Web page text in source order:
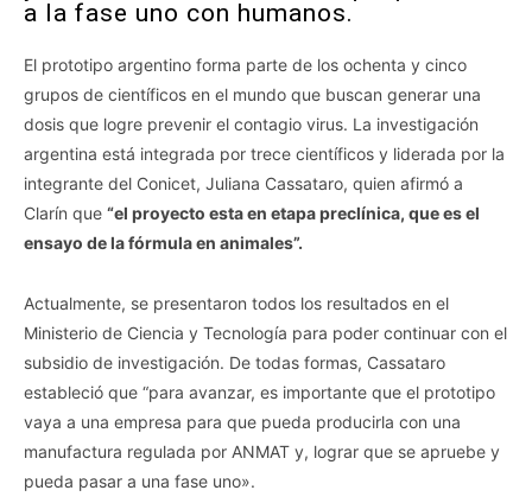
a la fase uno con humanos.
El prototipo argentino forma parte de los ochenta y cinco
grupos de científicos en el mundo que buscan generar una
dosis que logre prevenir el contagio virus. La investigación
argentina está integrada por trece científicos y liderada por la
integrante del Conicet, Juliana Cassataro, quien afirmó a
Clarín que “el proyecto esta en etapa preclínica, que es el
ensayo de la fórmula en animales”.
Actualmente, se presentaron todos los resultados en el
Ministerio de Ciencia y Tecnología para poder continuar con el
subsidio de investigación. De todas formas, Cassataro
estableció que “para avanzar, es importante que el prototipo
vaya a una empresa para que pueda producirla con una
manufactura regulada por ANMAT y, lograr que se apruebe y
pueda pasar a una fase uno».